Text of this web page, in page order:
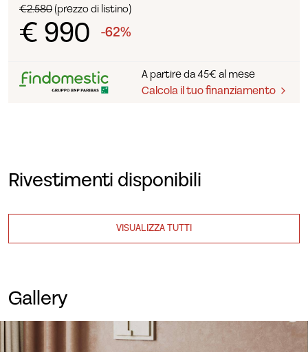
€2.580(prezzo di listino)
€ 990 -62%
A partire da 45€ al mese
Calcola il tuo finanziamento
Rivestimenti disponibili
VISUALIZZA TUTTI
Gallery